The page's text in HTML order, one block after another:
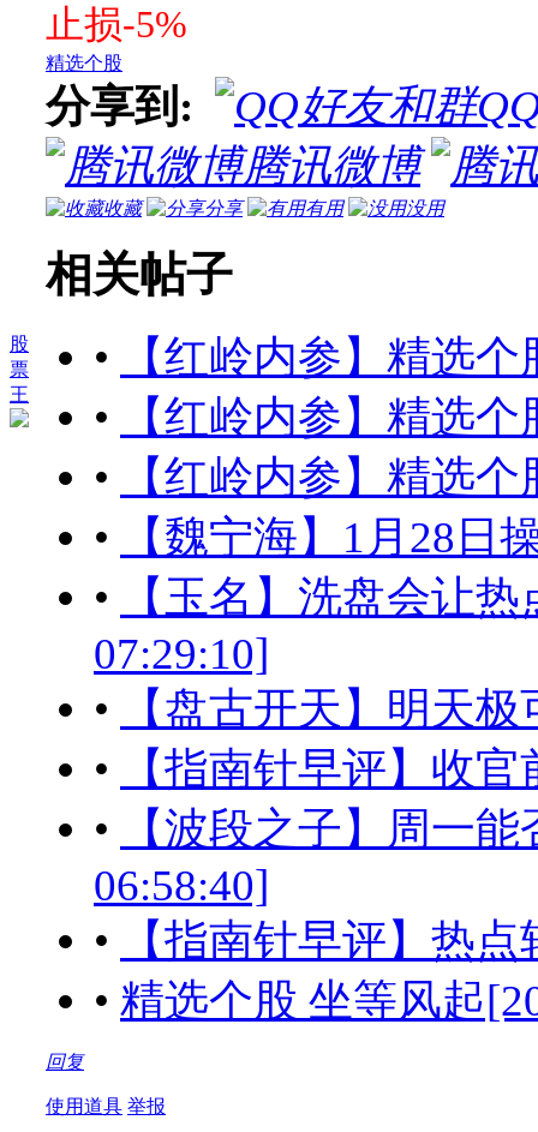
股
票
王
止损-5%
精选个股
分享到:
腾讯微博
收藏 分享 有用 没用
相关帖子
•
【红岭内参】精选
•
【红岭内参】精选
•
【红岭内参】精选
•
【魏宁海】1月28日
•
【玉名】洗盘会让
07:29:10]
•
【盘古开天】明天
•
【指南针早评】收
•
【波段之子】周一
06:58:40]
•
【指南针早评】热
• 精选个股 坐等风起
回复
使用道具 举报